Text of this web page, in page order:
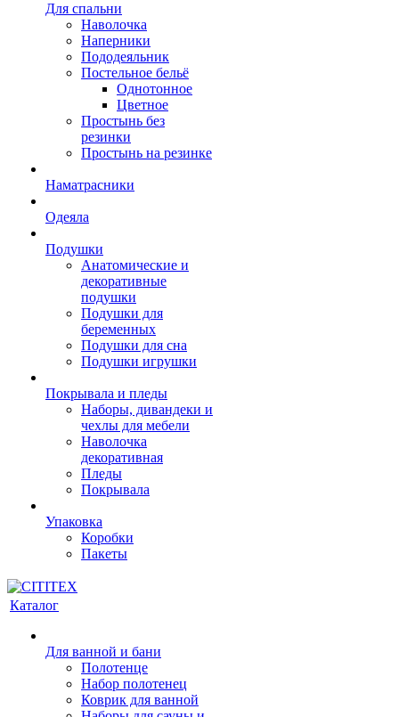
Для спальни
Наволочка
Наперники
Пододеяльник
Постельное бельё
Однотонное
Цветное
Простынь без
резинки
Простынь на резинке
Наматрасники
Одеяла
Подушки
Анатомические и
декоративные
подушки
Подушки для
беременных
Подушки для сна
Подушки игрушки
Покрывала и пледы
Наборы, дивандеки и
чехлы для мебели
Наволочка
декоративная
Пледы
Покрывала
Упаковка
Коробки
Пакеты
Каталог
Для ванной и бани
Полотенце
Набор полотенец
Коврик для ванной